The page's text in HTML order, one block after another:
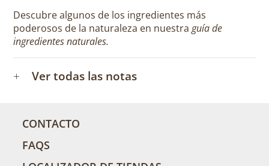
Descubre algunos de los ingredientes más
poderosos de la naturaleza en nuestraguía de
ingredientes naturales.
+ Ver todas las notas
CONTACTO
FAQS